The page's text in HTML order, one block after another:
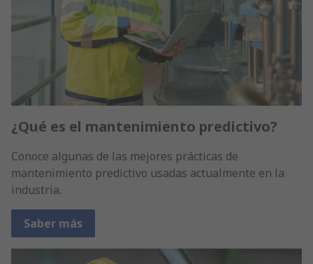
¿Qué es el mantenimiento predictivo?
Conoce algunas de las mejores prácticas de
mantenimiento predictivo usadas actualmente en la
industria.
Saber más